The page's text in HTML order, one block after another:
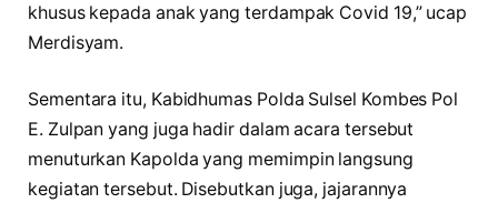
khusus kepada anak yang terdampak Covid 19,” ucap
Merdisyam.
Sementara itu, Kabidhumas Polda Sulsel Kombes Pol
E. Zulpan yang juga hadir dalam acara tersebut
menuturkan Kapolda yang memimpin langsung
kegiatan tersebut. Disebutkan juga, jajarannya